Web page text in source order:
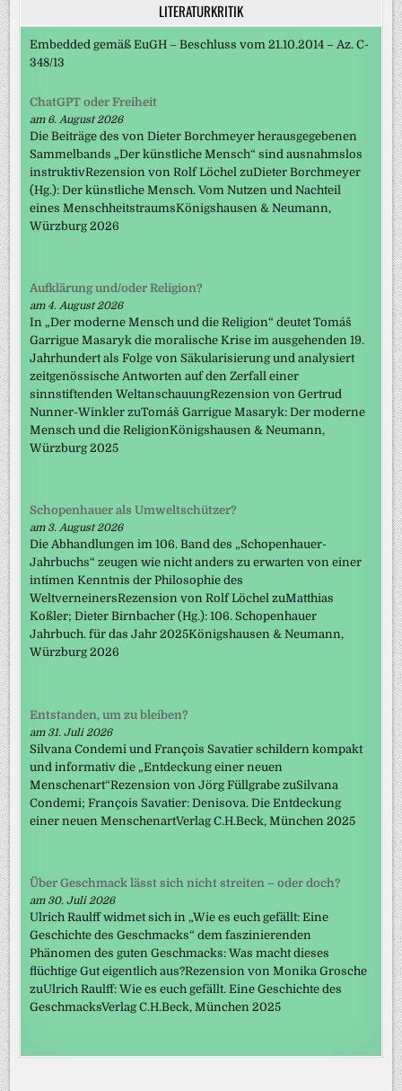
LITERATURKRITIK
Embedded gemäß EuGH – Beschluss vom 21.10.2014 – Az. C-
348/13
ChatGPT oder Freiheit
am 6. August 2026
Die Beiträge des von Dieter Borchmeyer herausgegebenen
Sammelbands „Der künstliche Mensch“ sind ausnahmslos
instruktivRezension von Rolf Löchel zuDieter Borchmeyer
(Hg.): Der künstliche Mensch. Vom Nutzen und Nachteil
eines MenschheitstraumsKönigshausen & Neumann,
Würzburg 2026
Aufklärung und/oder Religion?
am 4. August 2026
In „Der moderne Mensch und die Religion“ deutet Tomáš
Garrigue Masaryk die moralische Krise im ausgehenden 19.
Jahrhundert als Folge von Säkularisierung und analysiert
zeitgenössische Antworten auf den Zerfall einer
sinnstiftenden WeltanschauungRezension von Gertrud
Nunner-Winkler zuTomáš Garrigue Masaryk: Der moderne
Mensch und die ReligionKönigshausen & Neumann,
Würzburg 2025
Schopenhauer als Umweltschützer?
am 3. August 2026
Die Abhandlungen im 106. Band des „Schopenhauer-
Jahrbuchs“ zeugen wie nicht anders zu erwarten von einer
intimen Kenntnis der Philosophie des
WeltverneinersRezension von Rolf Löchel zuMatthias
Koßler; Dieter Birnbacher (Hg.): 106. Schopenhauer
Jahrbuch. für das Jahr 2025Königshausen & Neumann,
Würzburg 2026
Entstanden, um zu bleiben?
am 31. Juli 2026
Silvana Condemi und François Savatier schildern kompakt
und informativ die „Entdeckung einer neuen
Menschenart“Rezension von Jörg Füllgrabe zuSilvana
Condemi; François Savatier: Denisova. Die Entdeckung
einer neuen MenschenartVerlag C.H.Beck, München 2025
Über Geschmack lässt sich nicht streiten – oder doch?
am 30. Juli 2026
Ulrich Raulff widmet sich in „Wie es euch gefällt: Eine
Geschichte des Geschmacks“ dem faszinierenden
Phänomen des guten Geschmacks: Was macht dieses
flüchtige Gut eigentlich aus?Rezension von Monika Grosche
zuUlrich Raulff: Wie es euch gefällt. Eine Geschichte des
GeschmacksVerlag C.H.Beck, München 2025